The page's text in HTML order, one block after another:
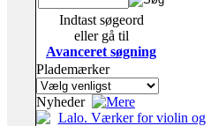
Indtast søgeord
eller gå til
Avanceret søgning
Plademærker
Nyheder